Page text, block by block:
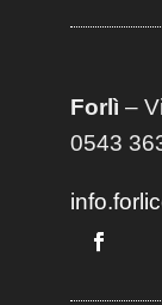
Forlì –
0543